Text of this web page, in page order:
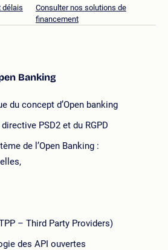
délais
Consulter nos solutions de
financement
Banking
du concept d’Open banking
PSD2 et du RGPD
de l’Open Banking :
– Third Party Providers)
des API ouvertes